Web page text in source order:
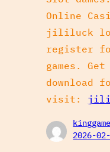
Online
jililuck
register
games.
download
visit:
2026-